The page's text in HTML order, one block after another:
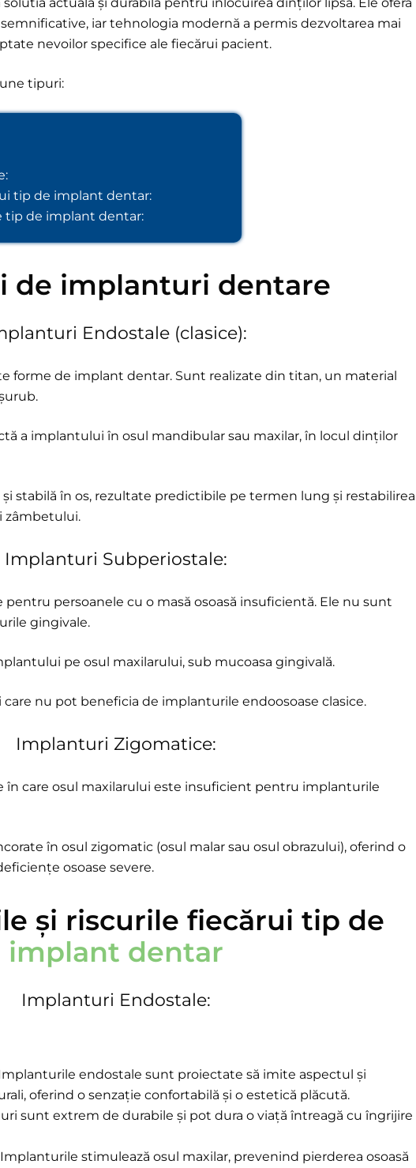
iar tehnologia modernă a permis dezvoltarea mai
nevoilor specifice ale fiecărui pacient.
tipuri:
tip de implant dentar:
tip de implant dentar:
de implanturi dentare
Endostale (clasice):
forme de implant dentar. Sunt realizate din titan, un material
a implantului în osul mandibular sau maxilar, în locul dinților
stabilă în os, rezultate predictibile pe termen lung și restabilirea
zâmbetului.
Implanturi Subperiostale:
persoanele cu o masă osoasă insuficientă. Ele nu sunt
gingivale.
pe osul maxilarului, sub mucoasa gingivală.
nu pot beneficia de implanturile endoosoase clasice.
Implanturi Zigomatice:
în care osul maxilarului este insuficient pentru implanturile
în osul zigomatic (osul malar sau osul obrazului), oferind o
osoase severe.
și riscurile fiecărui tip de
implant dentar
Implanturi Endostale:
endostale sunt proiectate să imite aspectul și
oferind o senzație confortabilă și o estetică plăcută.
sunt extrem de durabile și pot dura o viață întreagă cu îngrijire
Implanturile stimulează osul maxilar, prevenind pierderea osoasă